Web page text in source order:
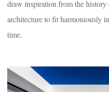
draw inspiration from the history
architecture to fit harmoniously
time.